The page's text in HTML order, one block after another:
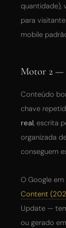
quantidade),
para
mobile
Motor 2 —
Conteúdo
chave
real, escrita
organizada
conseguem
O Google
Content
Update —
ou gerado